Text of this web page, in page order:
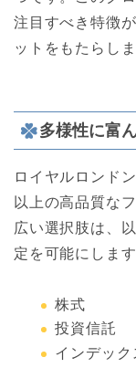
注目すべき特徴
ットをもたらしま
多様性に富
ロイヤルロンド
以上の高品質な
広い選択肢は、
定を可能にします
株式
投資信託
インデック